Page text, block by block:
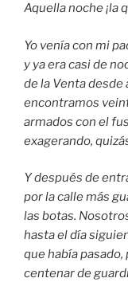
Aquella noche ¡la
Yo venía con mi
y ya era casi de
de la Venta desde
encontramos
armados con el
exagerando,
Y después de
por la calle más
las botas.
hasta el día
que había
centenar de